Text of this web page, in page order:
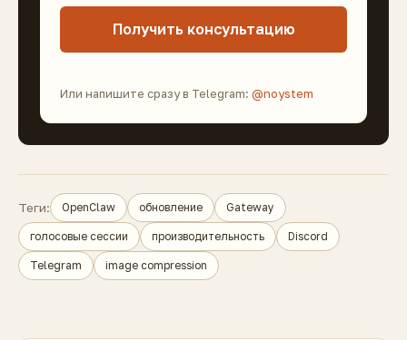
Получить консультацию
Или напишите сразу в Telegram: @noystem
Теги: OpenClaw обновление Gateway
голосовые сессии производительность Discord
Telegram image compression